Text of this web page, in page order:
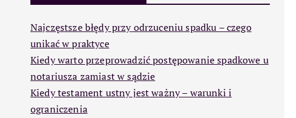
Najczęstsze błędy przy odrzuceniu spadku – czego
unikać w praktyce
Kiedy warto przeprowadzić postępowanie spadkowe u
notariusza zamiast w sądzie
Kiedy testament ustny jest ważny – warunki i
ograniczenia